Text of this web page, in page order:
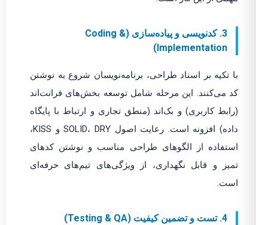
3. کدنویسی و پیاده‌سازی (Coding &
Implementation)
با تکیه بر اسناد طراحی، برنامه‌نویسان شروع به نوشتن
کد می‌کنند. این مرحله شامل توسعه بخش‌های فرانت‌اند
(رابط کاربری) و بک‌اند (منطق تجاری و ارتباط با پایگاه
داده) افزونه است. رعایت اصول SOLID، DRY و KISS،
استفاده از الگوهای طراحی مناسب و نوشتن کدهای
تمیز و قابل نگهداری، از ویژگی‌های تیم‌های حرفه‌ای
است.
4. تست و تضمین کیفیت (Testing & QA)